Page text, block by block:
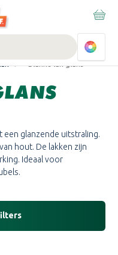
vanaf €100,- aan Sikkens
lak.
>
Blanke lak glans
een glanzende uitstraling.
hout. De lakken zijn
Ideaal voor